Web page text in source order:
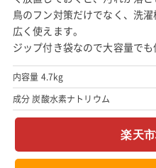
鳥のフン対策だけでなく、洗
広く使えます。
ジップ付き袋なので大容量でも
内容量 4.7kg
成分 炭酸水素ナトリウム
楽天